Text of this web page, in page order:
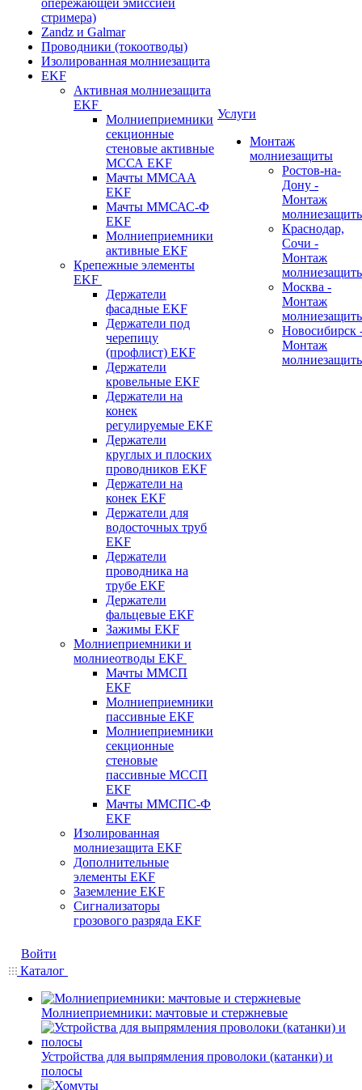
опережающей эмиссией
стримера)
Zandz и Galmar
Проводники (токоотводы)
Изолированная молниезащита
EKF
Активная молниезащита
EKF
Молниеприемники
секционные
стеновые активные
МССА EKF
Мачты ММСАА
EKF
Мачты ММСАС-Ф
EKF
Молниеприемники
активные EKF
Крепежные элементы
EKF
Держатели
фасадные EKF
Держатели под
черепицу
(профлист) EKF
Держатели
кровельные EKF
Держатели на
конек
регулируемые EKF
Держатели
круглых и плоских
проводников EKF
Держатели на
конек EKF
Держатели для
водосточных труб
EKF
Держатели
проводника на
трубе EKF
Держатели
фальцевые EKF
Зажимы EKF
Молниеприемники и
молниеотводы EKF
Мачты ММСП
EKF
Молниеприемники
пассивные EKF
Молниеприемники
секционные
стеновые
пассивные МССП
EKF
Мачты ММСПС-Ф
EKF
Изолированная
молниезащита EKF
Дополнительные
элементы EKF
Заземление EKF
Сигнализаторы
грозового разряда EKF
Услуги
Монтаж
молниезащиты
Ростов-на-
Дону -
Монтаж
Краснодар,
Сочи -
Монтаж
Москва -
Монтаж
Новосибирск
Монтаж
Войти
Каталог
Молниеприемники: мачтовые и стержневые
Устройства для выпрямления проволоки (катанки) и
полосы